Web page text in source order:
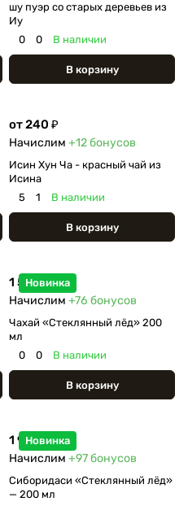
шу пуэр со старых деревьев из
Иу
0
0 В наличии
В корзину
от 240 ₽
Начислим +12бонусов
Исин Хун Ча - красный чай из
Исина
5
1 В наличии
В корзину
Новинка
1 520 ₽
Начислим +76 бонусов
Чахай «Стеклянный лёд» 200
мл
0
0 В наличии
В корзину
Новинка
1 950 ₽
Начислим +97бонусов
Сиборидаси «Стеклянный лёд»
— 200 мл